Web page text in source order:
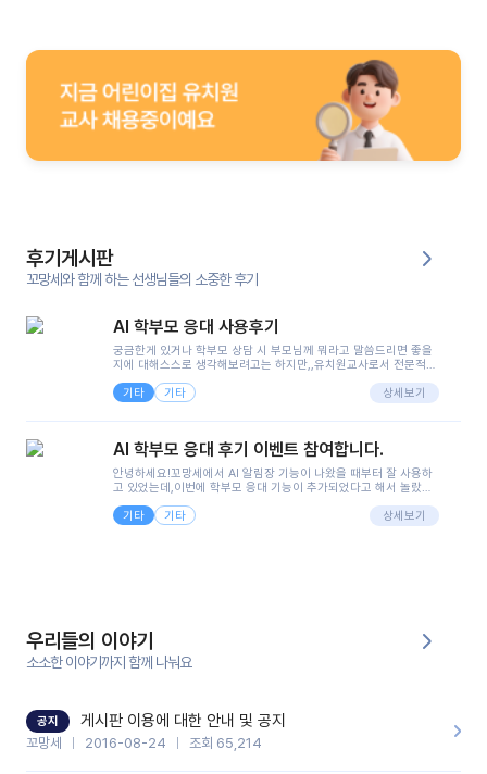
후기게시판
꼬망세와 함께 하는 선생님들의 소중한 후기
AI 학부모 응대 사용후기
궁금한게 있거나 학부모 상담 시 부모님께 뭐라고 말씀드리면 좋을
지에 대해스스로 생각해보려고는 하지만,,유치원교사로서 전문적인
려니 어려울때가...^^(저만 그런거 아니죠 ㅜㅜ)꼬망봇의 장점은 지
피티나 제미나이는 몇세이고 여자인지 남자인지 등그래도 좀 기본
정보를 제공하면서 물어봐야할 때가 있어그때마다 정보를 입력하는
으셔서 고민이 됐는데ai 학부모 응대를 써볼 수 있어서 좋았어요!앞
면..)그리고 제가 신입 때 이게 있었더라면 ㅜㅜㅜㅜ?응대 팁이 정말
좋은거 같아요지금은 그래도 아이들이 잘 이해 되지만초임 때는 정
말 어려워서 항상다른 선생님들께 도움을 요청했었거든요..ㅠ*일지
쓸 때도 좀 도움이 되는 거 같아요!
기타 기타 상세보기
AI 학부모 응대 후기 이벤트 참여합니다.
안녕하세요!꼬망세에서 AI 알림장 기능이 나왔을 때부터 잘 사용하
고 있었는데,이번에 학부모 응대 기능이 추가되었다고 해서 놀랐습
님 응대에 더 많은 부담을 느끼고 있습니다 ㅠㅠ이번에 제가 원에서
겪은 일과 학부모님께 전달드렸던 내용을 함께 보시고,저와 비슷한
을 많이 하는데,꼬망봇 덕분에 고민하는 시간을 줄이고 학부모님을
안심시킬 수 있었습니다.이 부분은 꼬망봇이 추가로 알려준 응대 tip
입니다.학부모님께 전화를 드리기 전에, 내용을 숙지하여 좀 더 전문
성 있는 교사가 되어 대화를 나눌 수 있었습니다.꼬망세 AI학부모 응
기능을 개발해 주셔서 감사합니다.
기타 기타 상세보기
우리들의 이야기
소소한 이야기까지 함께 나눠요
공지 게시판 이용에 대한 안내 및 공지
꼬망세 2016-08-24 조회 65,214